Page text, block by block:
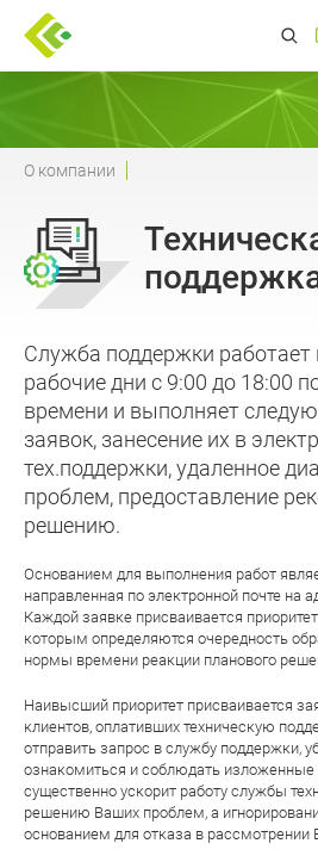
О компании
Служба поддержки
рабочие дни с 9:00 до 18:00
времени и выполняет
заявок, занесение их в
тех.поддержки, удаленное
проблем, предоставление
решению.
Основанием для выполнения работ
направленная по электронной почте на
Каждой заявке присваиваетcя
которым определяются очередность
нормы времени реакции планового
Наивысший приоритет присваивается
клиентов, оплативших техническую
отправить запрос в службу поддержки,
ознакомиться и соблюдать
существенно ускорит работу службы
решению Ваших проблем, а
основанием для отказа в рассмотрении